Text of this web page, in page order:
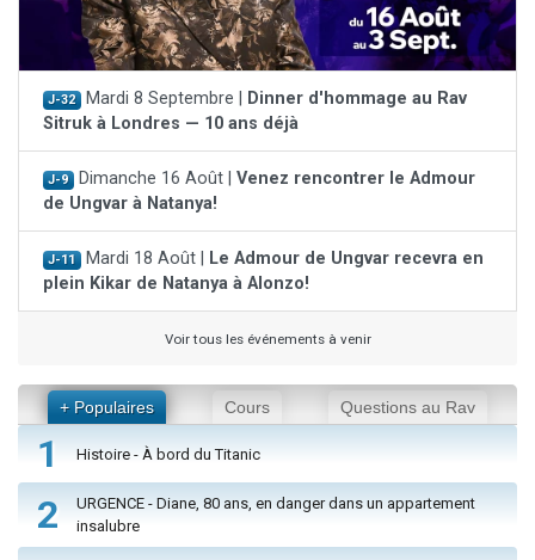
J-32 Mardi 8 Septembre |
Dinner d'hommage au Rav
Sitruk à Londres — 10 ans déjà
J-9 Dimanche 16 Août | Venez rencontrer le Admour
de Ungvar à Natanya!
J-11 Mardi 18 Août |
Le Admour de Ungvar recevra en
plein Kikar de Natanya à Alonzo!
Voir tous les événements à venir
+ Populaires Cours Questions au Rav
1 Histoire - À bord du Titanic
2
URGENCE - Diane, 80 ans, en danger dans un appartement
insalubre